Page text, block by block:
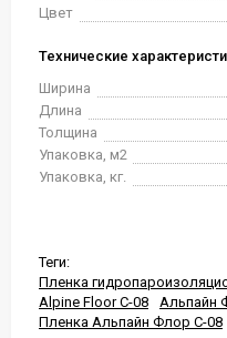
Цвет
Технические
Ширина
Длина
Толщина
Упаковка, м2
Упаковка, кг.
Теги:
Пленка
Alpine Floor С-08
Альпайн
Пленка Альпайн Флор С-08